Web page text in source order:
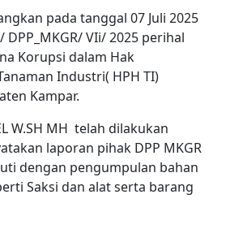
pada tanggal 07 Juli 2025
VIi/ 2025 perihal
Korupsi dalam Hak
Industri( HPH TI)
Kampar.
W.SH MH telah dilakukan
laporan pihak DPP MKGR
dengan pengumpulan bahan
Saksi dan alat serta barang